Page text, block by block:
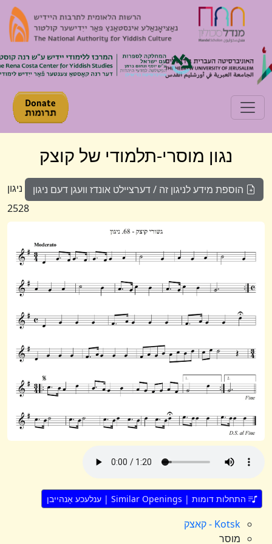
Toggle navigation
נגון מוסרי-תלמודי של קוצק
הוספת מידע לניגון זה / דערציילט אונדז וועגן דעם ניגון ניגון
2528
התחלות דומות | Similar Openings | ענלעכע אָנהייבן
Kotsk - קאצק
מוסר